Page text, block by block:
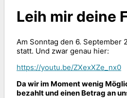
Leih mir deine
Am Sonntag den 6. September
statt. Und zwar genau hier:
https://youtu.be/ZXexXZe_nx0
Da wir im Moment wenig
bezahlt und einen Betrag an